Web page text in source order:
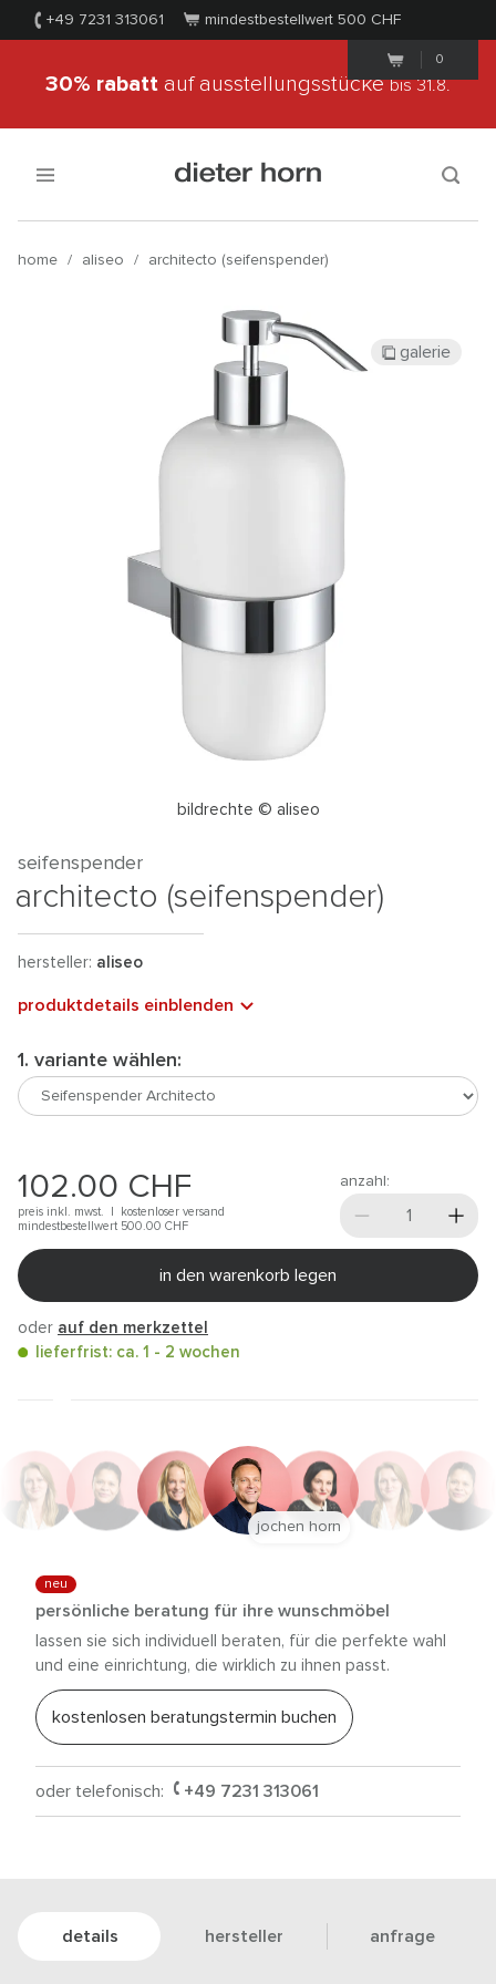
+49 7231 313061 mindestbestellwert 500 CHF
0
30% rabatt auf ausstellungsstückebis 31.8.
home / aliseo / architecto (seifenspender)
bildrechte © aliseo
galerie
seifenspender
architecto (seifenspender)
hersteller: aliseo
produktdetails einblenden
1. variante wählen:
102.00 CHF
preis inkl. mwst. |
kostenloser versand
mindestbestellwert 500.00 CHF
anzahl:
in den warenkorb legen
oder auf den merkzettel
lieferfrist: ca. 1 - 2 wochen
neu
persönliche beratung für ihre wunschmöbel
lassen sie sich individuell beraten, für die perfekte wahl
und eine einrichtung, die wirklich zu ihnen passt.
kostenlosen beratungstermin buchen
oder telefonisch: +49 7231 313061
jochen horn
details hersteller anfrage